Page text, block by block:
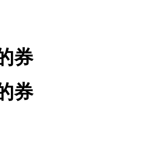
券
券